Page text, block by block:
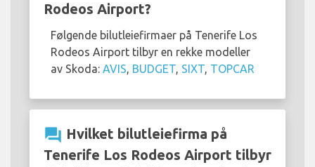
Rodeos Airport?
Følgende bilutleiefirmaer på Tenerife Los
Rodeos Airport tilbyr en rekke modeller
av Skoda: AVIS, BUDGET, SIXT, TOPCAR
question_answer Hvilket bilutleiefirma på
Tenerife Los Rodeos Airport tilbyr